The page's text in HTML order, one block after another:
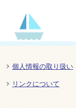
個人情報の取り扱い
リンクについて